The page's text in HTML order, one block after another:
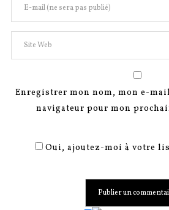
Enregistrer mon nom, mon e-
navigateur pour mon
Oui, ajoutez-moi à votre